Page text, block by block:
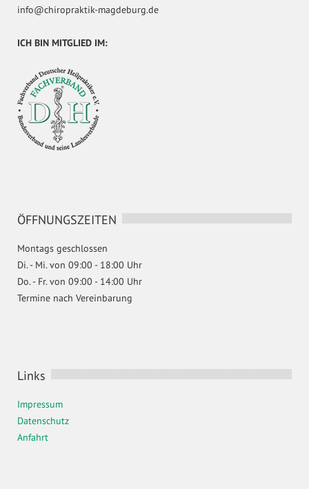
info@chiropraktik-magdeburg.de
ICH BIN MITGLIED IM:
ÖFFNUNGSZEITEN
Montags geschlossen
Di. - Mi. von 09:00 - 18:00 Uhr
Do. - Fr. von 09:00 - 14:00 Uhr
Termine nach Vereinbarung
Links
Impressum
Datenschutz
Anfahrt